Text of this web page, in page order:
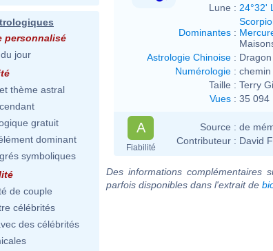
personnalisé
jour
thème astral
gratuit
dominant
symboliques
de couple
célébrités
des célébrités
Lune : 24°32'
Dominantes :
Astrologie Chinoise :
Numérologie : chemin
Taille : Terry
Vues : 35 094
A
Fiabilité
Source : de
Contributeur : David
Des informations complémentaires
parfois disponibles dans l'extrait de